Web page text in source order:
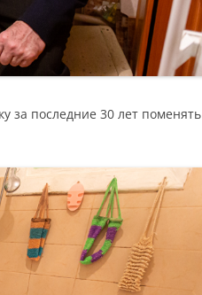
за последние 30 лет поменять